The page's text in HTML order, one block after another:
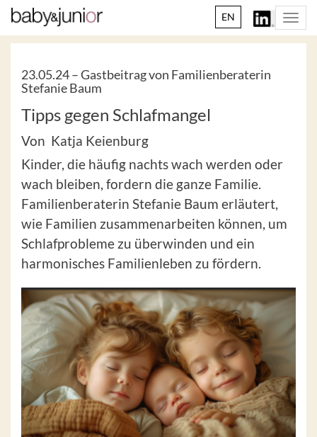
EN
23.05.24 –Gastbeitrag von Familienberaterin
Stefanie Baum
Tipps gegen Schlafmangel
Von Katja Keienburg
Kinder, die häufig nachts wach werden oder
wach bleiben, fordern die ganze Familie.
Familienberaterin Stefanie Baum erläutert,
wie Familien zusammenarbeiten können, um
Schlafprobleme zu überwinden und ein
harmonisches Familienleben zu fördern.